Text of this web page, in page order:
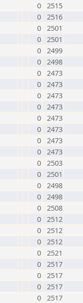
0 2515
0 2516
0 2501
0 2501
0 2499
0 2498
0 2473
0 2473
0 2473
0 2473
0 2473
0 2473
0 2473
0 2473
0 2503
0 2501
0 2498
0 2498
0 2508
0 2512
0 2512
0 2512
0 2521
0 2517
0 2517
0 2517
0 2517